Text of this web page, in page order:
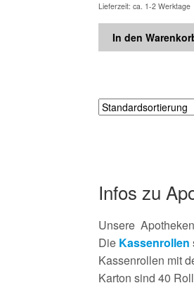
Lieferzeit: ca. 1-2 Werktage
In den
Infos zu
Unsere
Die Kassenrollen
Kassenrollen mit
Karton sind 40